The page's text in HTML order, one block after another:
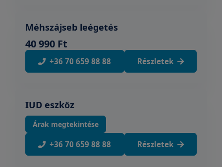
Méhszájseb leégetés
40 990 Ft
+36 70 659 88 88 Részletek
IUD eszköz
Árak megtekintése
+36 70 659 88 88 Részletek